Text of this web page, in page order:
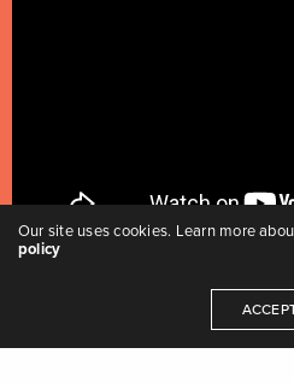
Our site uses cookies. Learn more
policy